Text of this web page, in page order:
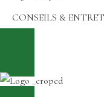
CONSEILS &